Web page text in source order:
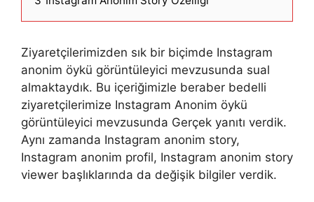
Ziyaretçilerimizden sık bir biçimde Instagram
anonim öykü görüntüleyici mevzusunda sual
almaktaydık. Bu içeriğimizle beraber bedelli
ziyaretçilerimize Instagram Anonim öykü
görüntüleyici mevzusunda Gerçek yanıtı verdik.
Aynı zamanda Instagram anonim story,
Instagram anonim profil, Instagram anonim story
viewer başlıklarında da değişik bilgiler verdik.